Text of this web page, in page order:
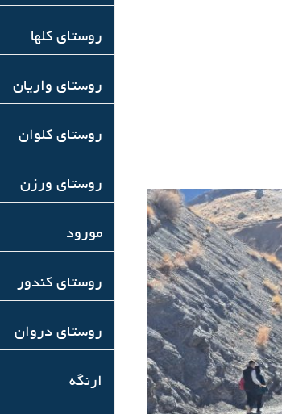
روستای کلها
روستای واریان
روستای کلوان
روستای ورزن
مورود
روستای کندور
روستای دروان
ارنگه